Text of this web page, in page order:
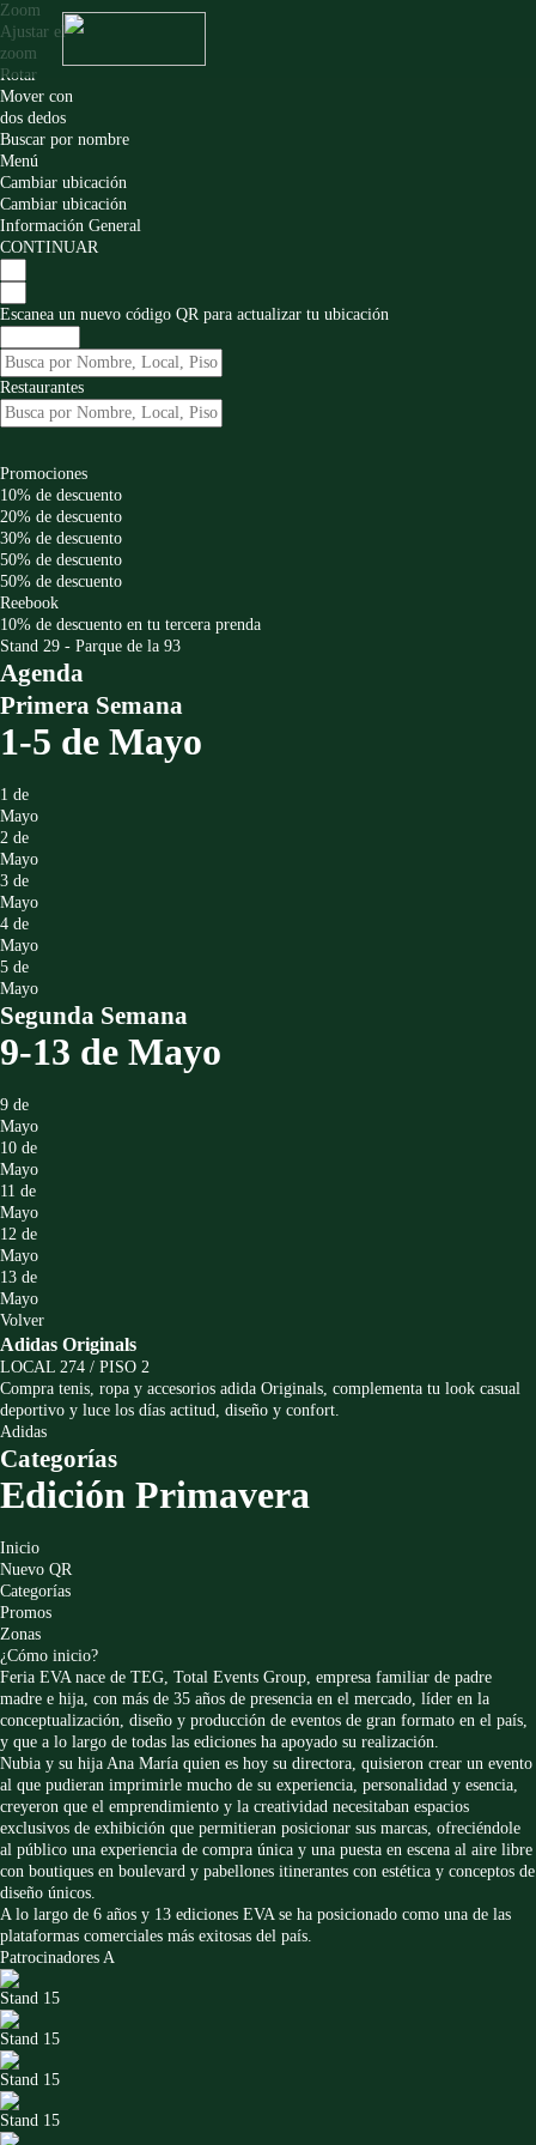
Zoom
Ajustar el
zoom
Rotar
Mover con
dos dedos
Buscar por nombre
Menú
Cambiar ubicación
Cambiar ubicación
Información General
CONTINUAR
Escanea un nuevo código QR para actualizar tu ubicación
Restaurantes
Promociones
10% de descuento
20% de descuento
30% de descuento
50% de descuento
50% de descuento
Reebook
10% de descuento en tu tercera prenda
Stand 29 - Parque de la 93
Agenda
Primera Semana
1-5 de Mayo
1 de
Mayo
2 de
Mayo
3 de
Mayo
4 de
Mayo
5 de
Mayo
Segunda Semana
9-13 de Mayo
9 de
Mayo
10 de
Mayo
11 de
Mayo
12 de
Mayo
13 de
Mayo
Volver
Adidas Originals
LOCAL 274 / PISO 2
Compra tenis, ropa y accesorios adida Originals, complementa tu look casual
deportivo y luce los días actitud, diseño y confort.
Adidas
Categorías
Edición Primavera
Inicio
Nuevo QR
Categorías
Promos
Zonas
¿Cómo inicio?
Feria EVA nace de TEG, Total Events Group, empresa familiar de padre
madre e hija, con más de 35 años de presencia en el mercado, líder en la
conceptualización, diseño y producción de eventos de gran formato en el país,
y que a lo largo de todas las ediciones ha apoyado su realización.
Nubia y su hija Ana María quien es hoy su directora, quisieron crear un evento
al que pudieran imprimirle mucho de su experiencia, personalidad y esencia,
creyeron que el emprendimiento y la creatividad necesitaban espacios
exclusivos de exhibición que permitieran posicionar sus marcas, ofreciéndole
al público una experiencia de compra única y una puesta en escena al aire libre
con boutiques en boulevard y pabellones itinerantes con estética y conceptos de
diseño únicos.
A lo largo de 6 años y 13 ediciones EVA se ha posicionado como una de las
plataformas comerciales más exitosas del país.
Patrocinadores A
Stand 15
Stand 15
Stand 15
Stand 15